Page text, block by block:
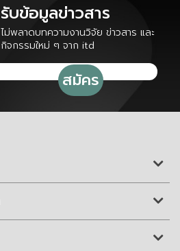
รับข้อมูลข่าวสาร
ไม่พลาดบทความงานวิจัย ข่าวสาร และ
กิจกรรมใหม่ ๆ จาก itd